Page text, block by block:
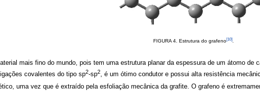
FIGURA 4. Estrutura do grafeno[10].
mais fino do mundo, pois tem uma estrutura planar da espessura de um átomo
covalentes do tipo sp2-sp2, é um ótimo condutor e possui alta resistência
uma vez que é extraído pela esfoliação mecânica da grafite. O grafeno é